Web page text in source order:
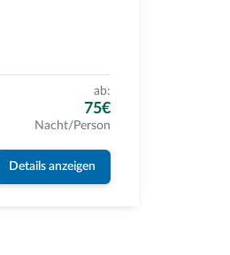
ab:
75€
Nacht/Person
Details anzeigen